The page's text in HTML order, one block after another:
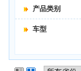
产品类别
车型